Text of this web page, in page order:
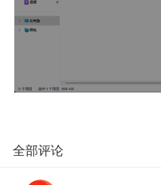
全部评论